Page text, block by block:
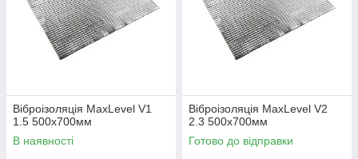
Віброізоляція MaxLevel V1
1.5 500х700мм
В наявності
Віброізоляція MaxLevel V2
2.3 500х700мм
Готово до відправки